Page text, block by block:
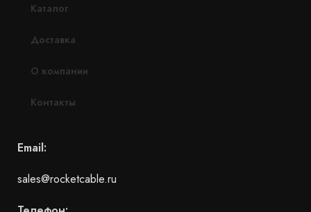
Каталог
Доставка
О компании
Контакты
Email:
sales@rocketcable.ru